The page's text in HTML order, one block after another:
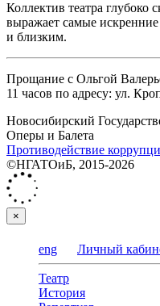
Коллектив театра
выражает самые
и близким.
Прощание с Ольгой
11 часов по адресу: ул.
Новосибирский
Оперы и Балета
Противодействие
©НГАТОиБ, 2015-2026
×
eng Личный
Театр
История